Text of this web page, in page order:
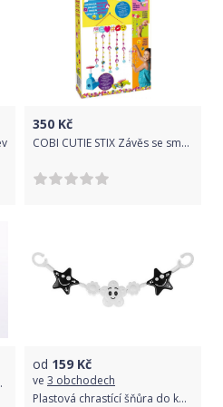
350 Kč
COBI CUTIE STIX Závěs se smajlíky
od 159 Kč
ve 3 obchodech
Plastová chrastící šňůra do kočárku Tullo bíločerné hvězdičky